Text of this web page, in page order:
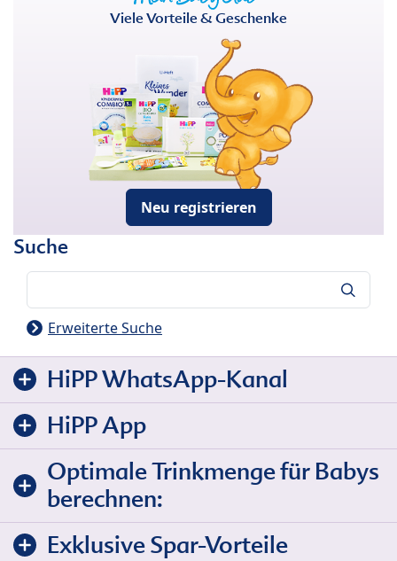
Viele Vorteile & Geschenke
Neu registrieren
Suche
Erweiterte Suche
HiPP WhatsApp-Kanal
HiPP App
Optimale Trinkmenge für Babys
berechnen:
Exklusive Spar-Vorteile